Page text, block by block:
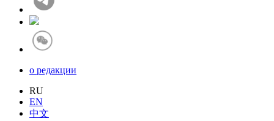
о редакции
RU
EN
中文